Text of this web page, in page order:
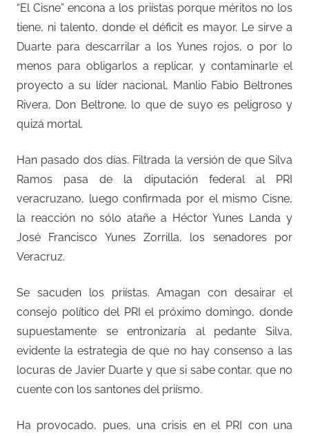
“El Cisne” encona a los priístas porque méritos no los
tiene, ni talento, donde el déficit es mayor. Le sirve a
Duarte para descarrilar a los Yunes rojos, o por lo
menos para obligarlos a replicar, y contaminarle el
proyecto a su líder nacional, Manlio Fabio Beltrones
Rivera, Don Beltrone, lo que de suyo es peligroso y
quizá mortal.
Han pasado dos días. Filtrada la versión de que Silva
Ramos pasa de la diputación federal al PRI
veracruzano, luego confirmada por el mismo Cisne,
la reacción no sólo atañe a Héctor Yunes Landa y
José Francisco Yunes Zorrilla, los senadores por
Veracruz.
Se sacuden los priístas. Amagan con desairar el
consejo político del PRI el próximo domingo, donde
supuestamente se entronizaría al pedante Silva,
evidente la estrategia de que no hay consenso a las
locuras de Javier Duarte y que si sabe contar, que no
cuente con los santones del priísmo.
Ha provocado, pues, una crisis en el PRI con una